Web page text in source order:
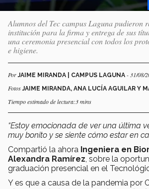
Alumnos del Tec campus Laguna pudieron
institución para la firma y entrega de sus
una ceremonia presencial con todos los
e higiene.
PorJAIME MIRANDA | CAMPUS LAGUNA - 31/08/
FotosJAIME MIRANDA, ANA LUCÍA AGUILAR Y
Tiempo estimado de lectura:3 mins
“Estoy emocionada de ver una última
muy bonito y se siente cómo estar en
Compartió la ahora Ingeniera en
Alexandra Ramírez , sobre la
graduación presencial en el
Y es que a causa de la pandemia por